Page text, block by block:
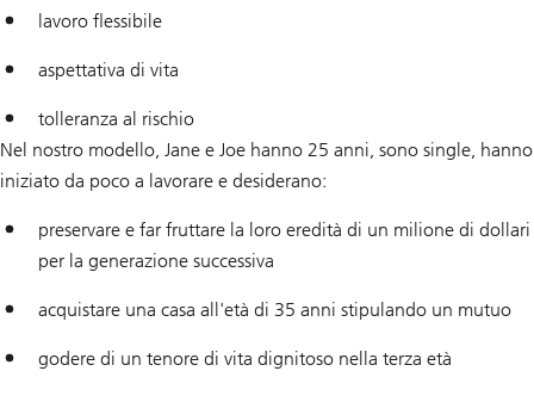
lavoro flessibile
aspettativa di vita
tolleranza al rischio
Nel nostro modello, Jane e Joe hanno 25 anni, sono single, hanno
iniziato da poco a lavorare e desiderano:
preservare e far fruttare la loro eredità di un milione di dollari
per la generazione successiva
acquistare una casa all'età di 35 anni stipulando un mutuo
godere di un tenore di vita dignitoso nella terza età